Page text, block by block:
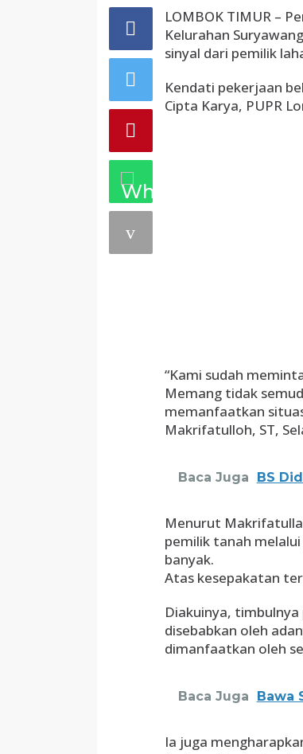
LOMBOK TIMUR –
Kelurahan
sinyal dari pemilik
Kendati pekerjaan
Cipta Karya, PUPR
“Kami sudah
Memang tidak
memanfaatkan
Makrifatulloh, ST,
Baca Juga BS
Menurut
pemilik tanah
banyak.
Atas kesepakatan
Diakuinya,
disebabkan oleh
dimanfaatkan oleh
Baca Juga Bawa
Ia juga